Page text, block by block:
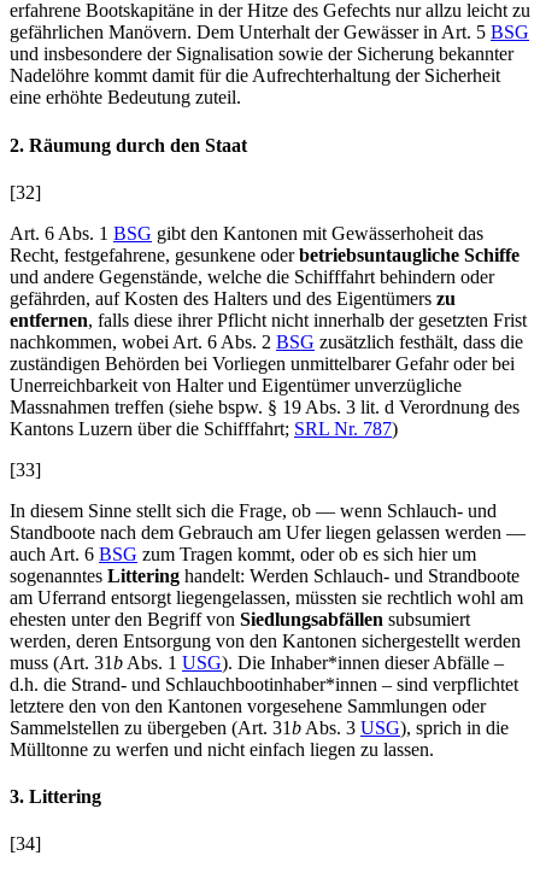
erfahrene Bootskapitäne in der Hitze des Gefechts nur allzu leicht zu
gefährlichen Manövern. Dem Unterhalt der Gewässer in Art. 5 BSG
und insbesondere der Signalisation sowie der Sicherung bekannter
Nadelöhre kommt damit für die Aufrechterhaltung der Sicherheit
eine erhöhte Bedeutung zuteil.
2. Räumung durch den Staat
[32]
Art. 6 Abs. 1 BSG gibt den Kantonen mit Gewässerhoheit das
Recht, festgefahrene, gesunkene oderbetriebsuntaugliche Schiffe
und andere Gegenstände, welche die Schifffahrt behindern oder
gefährden, auf Kosten des Halters und des Eigentümers zu
entfernen, falls diese ihrer Pflicht nicht innerhalb der gesetzten Frist
nachkommen, wobei Art. 6 Abs. 2 BSG zusätzlich festhält, dass die
zuständigen Behörden bei Vorliegen unmittelbarer Gefahr oder bei
Unerreichbarkeit von Halter und Eigentümer unverzügliche
Massnahmen treffen (siehe bspw. § 19 Abs. 3 lit. d Verordnung des
Kantons Luzern über die Schifffahrt; SRL Nr. 787)
[33]
In diesem Sinne stellt sich die Frage, ob –– wenn Schlauch- und
Standboote nach dem Gebrauch am Ufer liegen gelassen werden ––
auch Art. 6 BSG zum Tragen kommt, oder ob es sich hier um
sogenanntes Littering handelt: Werden Schlauch- und Strandboote
am Uferrand entsorgt liegengelassen, müssten sie rechtlich wohl am
ehesten unter den Begriff von Siedlungsabfällen subsumiert
werden, deren Entsorgung von den Kantonen sichergestellt werden
muss (Art. 31b Abs. 1 USG). Die Inhaber*innen dieser Abfälle –
d.h. die Strand- und Schlauchbootinhaber*innen – sind verpflichtet
letztere den von den Kantonen vorgesehene Sammlungen oder
Sammelstellen zu übergeben (Art. 31b Abs. 3 USG), sprich in die
Mülltonne zu werfen und nicht einfach liegen zu lassen.
3. Littering
[34]